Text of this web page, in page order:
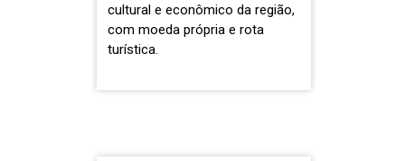
cultural e econômico da região,
com moeda própria e rota
turística.